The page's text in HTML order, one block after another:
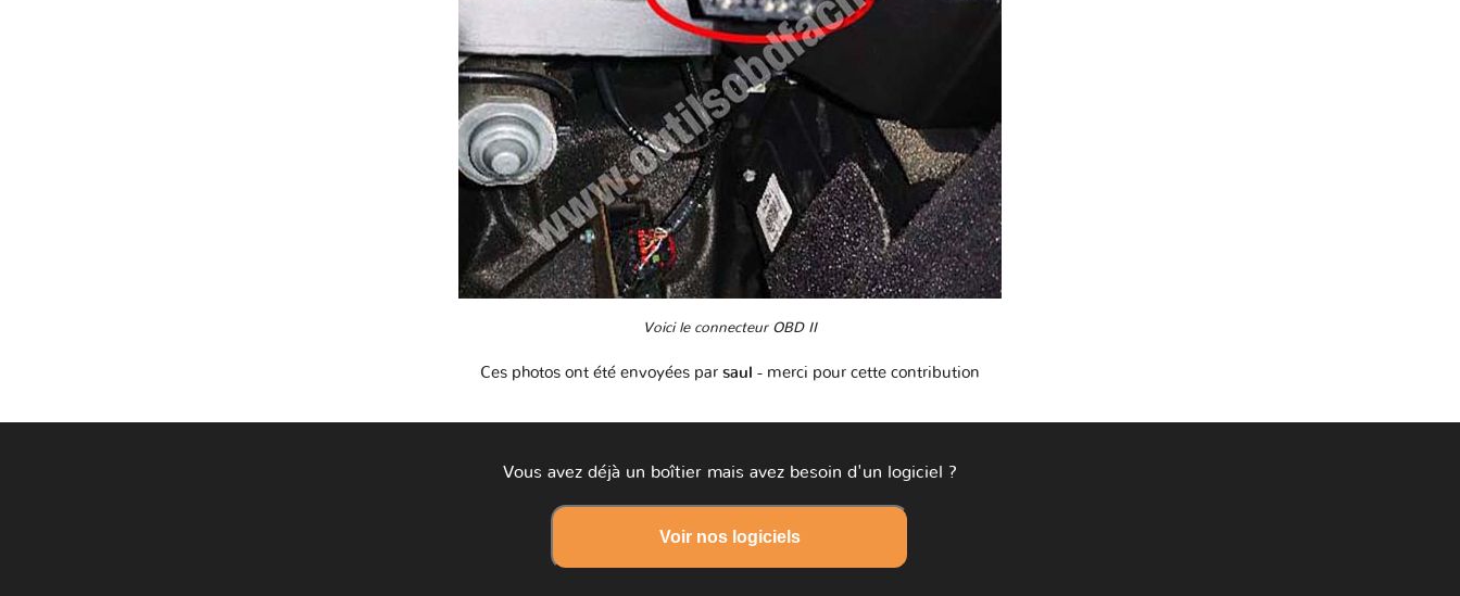
Voici le connecteur OBD II
Ces photos ont été envoyées par saul - merci pour cette contribution
Vous avez déjà un boîtier mais avez besoin d'un logiciel ?
Voir nos logiciels